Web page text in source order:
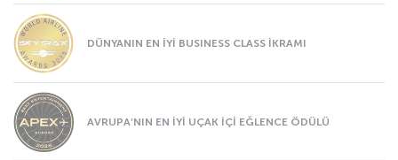
DÜNYANIN EN İYİ BUSINESS CLASS İKRAMI
AVRUPA’NIN EN İYİ UÇAK İÇİ EĞLENCE ÖDÜLÜ